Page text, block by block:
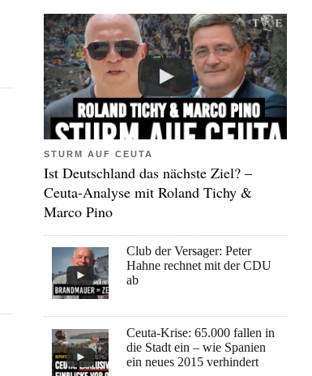
STURM AUF CEUTA
Ist Deutschland das nächste Ziel? –
Ceuta-Analyse mit Roland Tichy &
Marco Pino
Club der Versager: Peter
Hahne rechnet mit der CDU
ab
Ceuta-Krise: 65.000 fallen in
die Stadt ein – wie Spanien
ein neues 2015 verhindert